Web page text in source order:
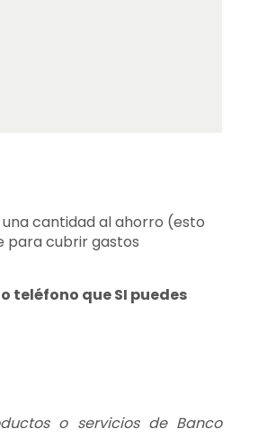
cantidad al ahorro (esto
para cubrir gastos
teléfono que SI puedes
o servicios de Banco